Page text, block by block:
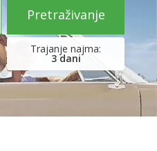
Türkçe
Ελληνικά
Hrvatski
3 dani
Pretraživanje